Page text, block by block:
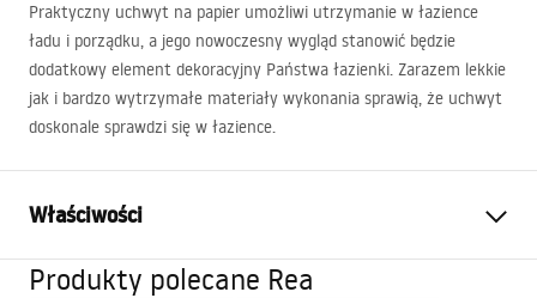
Praktyczny uchwyt na papier umożliwi utrzymanie w łazience
ładu i porządku, a jego nowoczesny wygląd stanowić będzie
dodatkowy element dekoracyjny Państwa łazienki. Zarazem lekkie
jak i bardzo wytrzymałe materiały wykonania sprawią, że uchwyt
doskonale sprawdzi się w łazience.
Właściwości
Kolor:
Czarny
Produkty polecane Rea